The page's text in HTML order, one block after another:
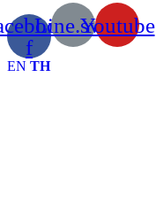
f
Line.svgYoutube
EN TH